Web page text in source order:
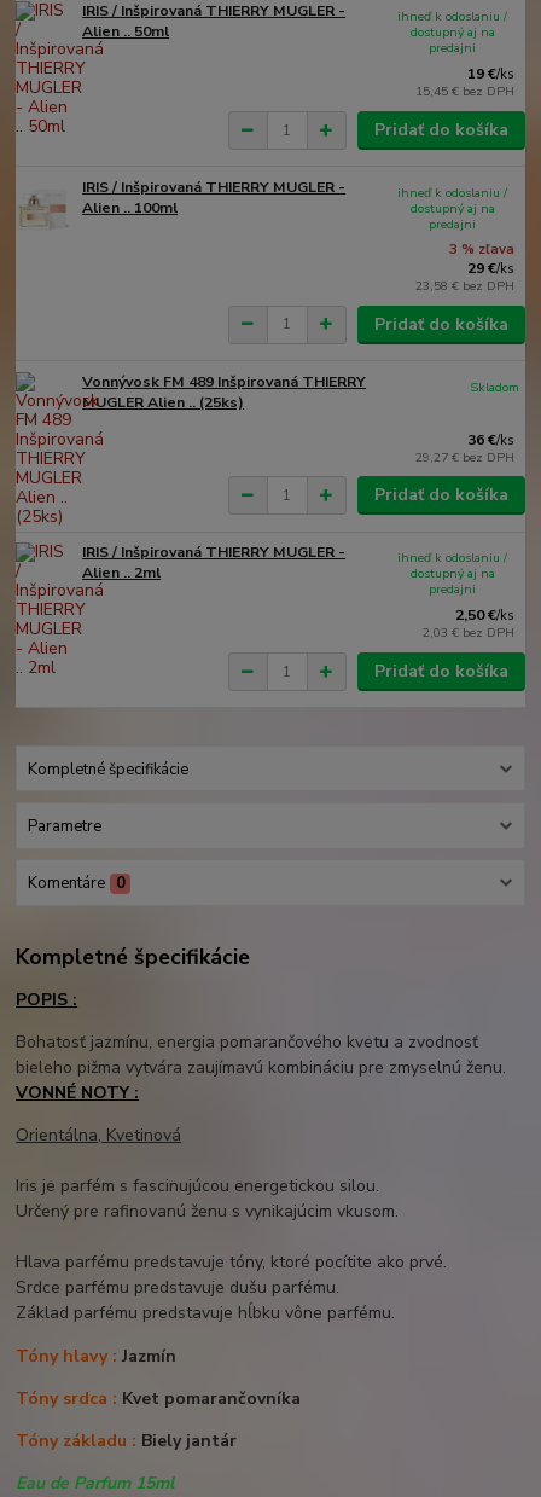
IRIS / Inšpirovaná THIERRY MUGLER -
Alien .. 50ml
19 €/ks
15,45 € bez DPH
ihneď k odoslaniu /
dostupný aj na
predajni
Pridať do košíka
IRIS / Inšpirovaná THIERRY MUGLER -
Alien .. 100ml
3 % zľava
29 €/ks
23,58 € bez DPH
ihneď k odoslaniu /
dostupný aj na
predajni
Pridať do košíka
Vonnývosk FM 489 Inšpirovaná THIERRY
MUGLER Alien .. (25ks)
36 €/ks
29,27 € bez DPH
Skladom
Pridať do košíka
IRIS / Inšpirovaná THIERRY MUGLER -
Alien .. 2ml
2,50 €/ks
2,03 € bez DPH
ihneď k odoslaniu /
dostupný aj na
predajni
Pridať do košíka
Kompletné špecifikácie
Parametre
Komentáre 0
Kompletné špecifikácie
POPIS :
Bohatosť jazmínu, energia pomarančového kvetu a zvodnosť
bieleho pižma vytvára zaujímavú kombináciu pre zmyselnú ženu.
VONNÉ NOTY :
Orientálna, Kvetinová
Iris je parfém s fascinujúcou energetickou silou.
Určený pre rafinovanú ženu s vynikajúcim vkusom.
Hlava parfému predstavuje tóny, ktoré pocítite ako prvé.
Srdce parfému predstavuje dušu parfému.
Základ parfému predstavuje hĺbku vône parfému.
Tóny hlavy :Jazmín
Tóny srdca : Kvet pomarančovníka
Tóny základu : Biely jantár
Eau de Parfum 15ml